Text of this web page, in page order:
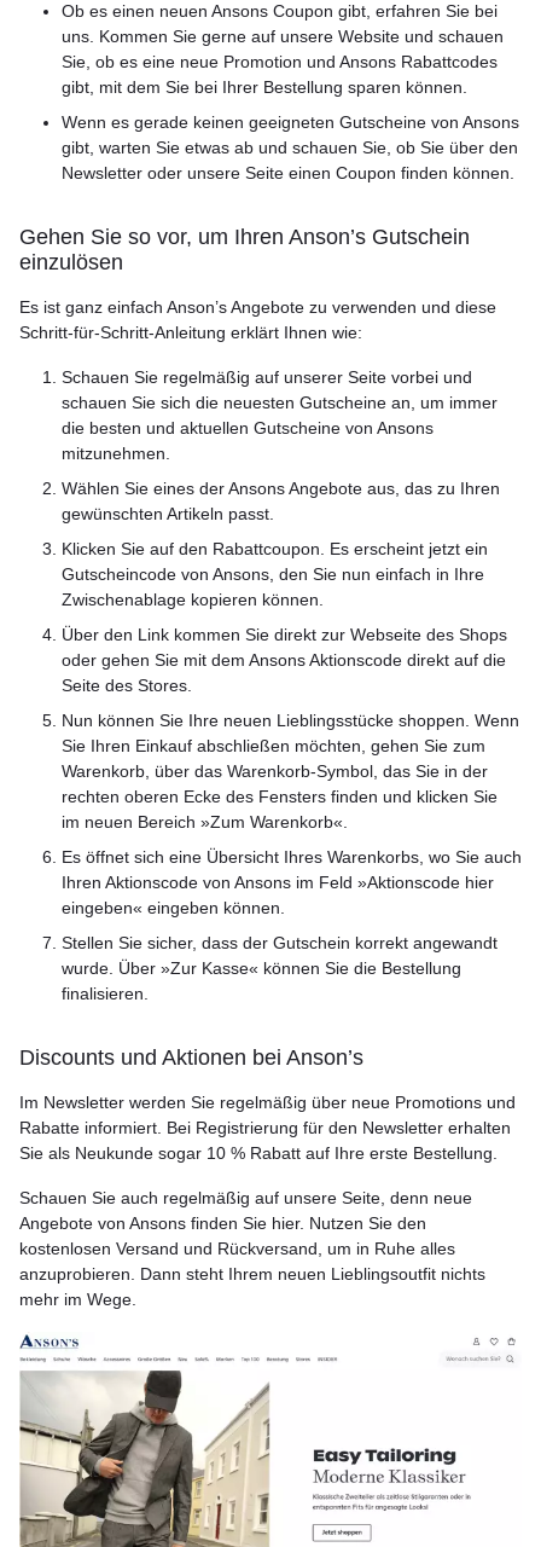
Ob es einen neuen Ansons Coupon gibt, erfahren Sie bei
uns. Kommen Sie gerne auf unsere Website und schauen
Sie, ob es eine neue Promotion und Ansons Rabattcodes
gibt, mit dem Sie bei Ihrer Bestellung sparen können.
Wenn es gerade keinen geeigneten Gutscheine von Ansons
gibt, warten Sie etwas ab und schauen Sie, ob Sie über den
Newsletter oder unsere Seite einen Coupon finden können.
Gehen Sie so vor, um Ihren Anson’s Gutschein
einzulösen
Es ist ganz einfach Anson’s Angebote zu verwenden und diese
Schritt-für-Schritt-Anleitung erklärt Ihnen wie:
Schauen Sie regelmäßig auf unserer Seite vorbei und
schauen Sie sich die neuesten Gutscheine an, um immer
die besten und aktuellen Gutscheine von Ansons
mitzunehmen.
Wählen Sie eines der Ansons Angebote aus, das zu Ihren
gewünschten Artikeln passt.
Klicken Sie auf den Rabattcoupon. Es erscheint jetzt ein
Gutscheincode von Ansons, den Sie nun einfach in Ihre
Zwischenablage kopieren können.
Über den Link kommen Sie direkt zur Webseite des Shops
oder gehen Sie mit dem Ansons Aktionscode direkt auf die
Seite des Stores.
Nun können Sie Ihre neuen Lieblingsstücke shoppen. Wenn
Sie Ihren Einkauf abschließen möchten, gehen Sie zum
Warenkorb, über das Warenkorb-Symbol, das Sie in der
rechten oberen Ecke des Fensters finden und klicken Sie
im neuen Bereich »Zum Warenkorb«.
Es öffnet sich eine Übersicht Ihres Warenkorbs, wo Sie auch
Ihren Aktionscode von Ansons im Feld »Aktionscode hier
eingeben« eingeben können.
Stellen Sie sicher, dass der Gutschein korrekt angewandt
wurde. Über »Zur Kasse« können Sie die Bestellung
finalisieren.
Discounts und Aktionen bei Anson’s
Im Newsletter werden Sie regelmäßig über neue Promotions und
Rabatte informiert. Bei Registrierung für den Newsletter erhalten
Sie als Neukunde sogar 10 % Rabatt auf Ihre erste Bestellung.
Schauen Sie auch regelmäßig auf unsere Seite, denn neue
Angebote von Ansons finden Sie hier. Nutzen Sie den
kostenlosen Versand und Rückversand, um in Ruhe alles
anzuprobieren. Dann steht Ihrem neuen Lieblingsoutfit nichts
mehr im Wege.